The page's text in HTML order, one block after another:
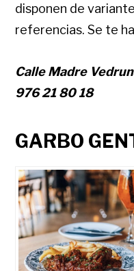
disponen de
referencias. Se te
Calle Madre
976 21 80 18
GARBO